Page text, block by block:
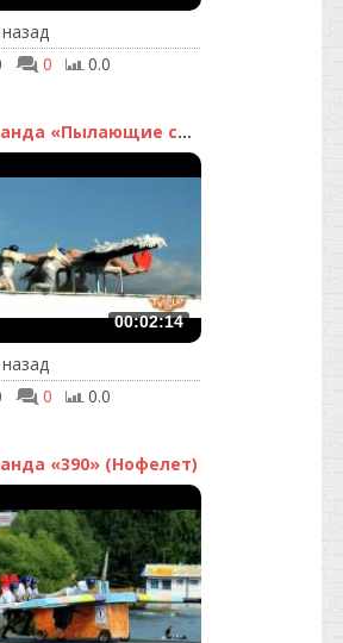
0 0.0
Команда «Пылающие сердца»
00:02:14
0 0.0
«390» (Нофелет)